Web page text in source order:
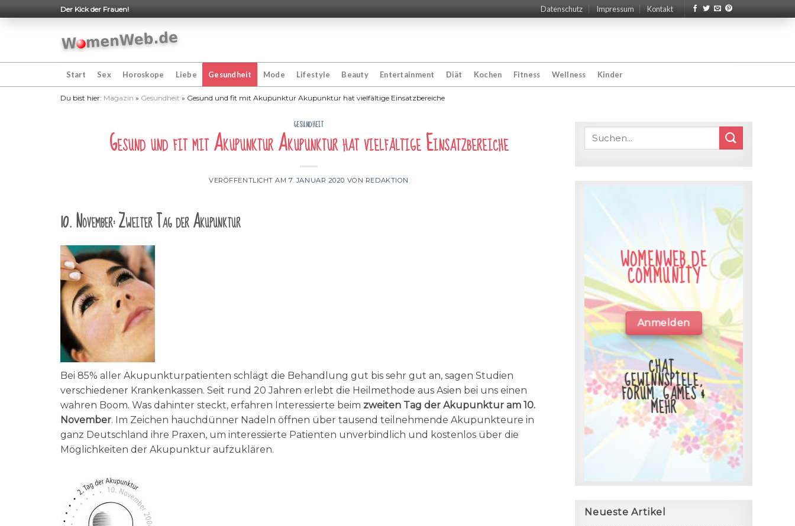
to
Der Kick der Frauen! Datenschutz Impressum Kontakt
Start Sex Horoskope Liebe Gesundheit Mode Lifestyle Beauty Entertainment Diät Kochen Fitness Wellness Kinder
Du bist hier: Magazin » Gesundheit » Gesund und fit mit Akupunktur Akupunktur hat vielfältige Einsatzbereiche
GESUNDHEIT
Gesund und fit mit Akupunktur Akupunktur hat vielfältige Einsatzbereiche
VERÖFFENTLICHT AM7. JANUAR 2020 VON REDAKTION
10. November: Zweiter Tag der Akupunktur
Bei 85% aller Akupunkturpatienten schlägt die Behandlung gut bis sehr gut an, sagen Studien
verschiedener Krankenkassen. Seit rund 20 Jahren erlebt die Heilmethode aus Asien bei uns einen
wahren Boom. Was dahinter steckt, erfahren Interessierte beim zweiten Tag der Akupunktur am 10.
November. Im Zeichen hauchdünner Nadeln öffnen über tausend teilnehmende Akupunkteure in
ganz Deutschland ihre Praxen, um interessierte Patienten unverbindlich und kostenlos über die
Möglichkeiten der Akupunktur aufzuklären.
WOMENWEB.DE
COMMUNITY
Anmelden
CHAT,
GEWINNSPIELE,
FORUM, GAMES &
MEHR
Neueste Artikel